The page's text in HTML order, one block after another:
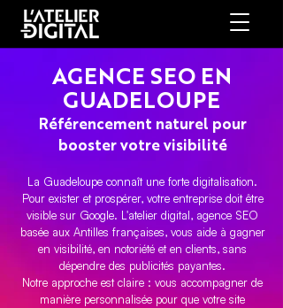
AGENCE SEO EN
GUADELOUPE
Référencement naturel pour
booster votre visibilité
La Guadeloupe connaît une forte digitalisation.
Pour exister et prospérer, votre entreprise doit être
visible sur Google. L'atelier digital, agence SEO
basée aux Antilles françaises, vous aide à gagner
en visibilité, en notoriété et en clients, sans
dépendre des publicités payantes.
Notre approche est claire : vous accompagner de
manière personnalisée pour que votre site